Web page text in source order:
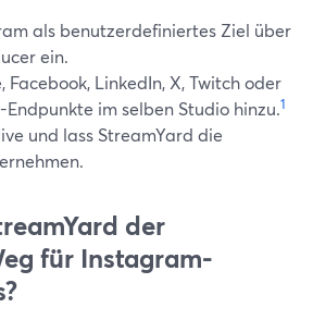
als benutzerdefiniertes Ziel über
ein.
Facebook, LinkedIn, X, Twitch oder
Endpunkte im selben Studio hinzu.1
und lass StreamYard die
der
für Instagram-